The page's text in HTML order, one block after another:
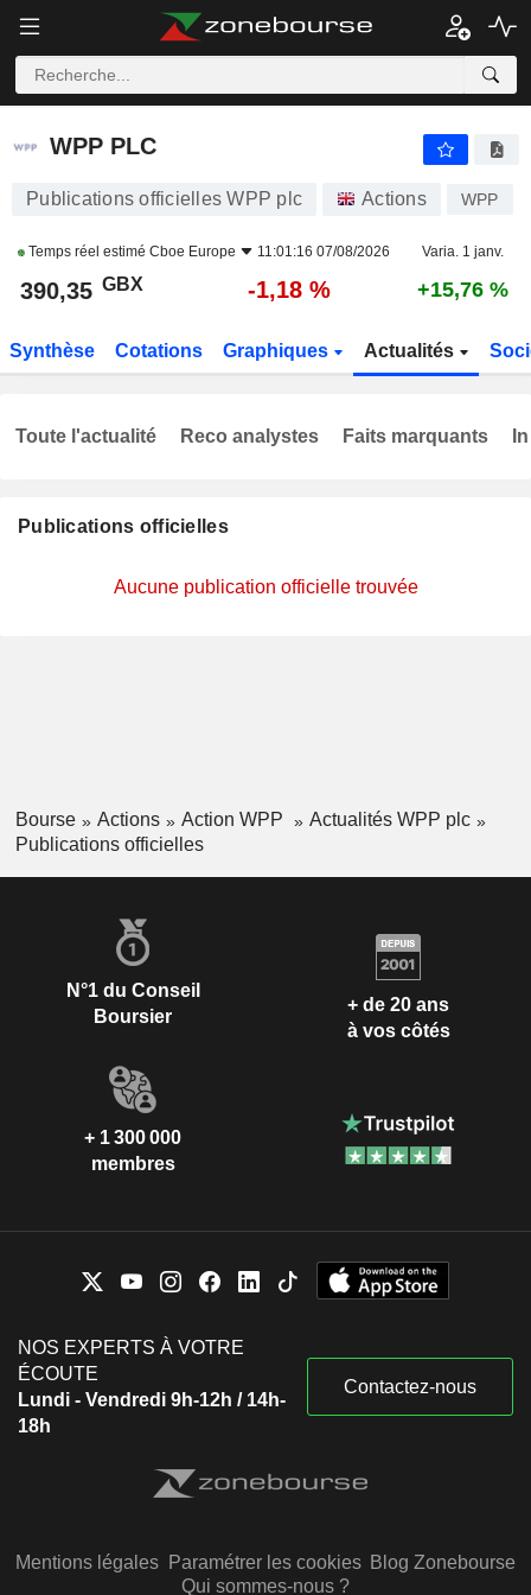
WPP PLC
WPP PLC
Publications officielles WPP plc Actions WPP
Temps réel estimé Cboe Europe 11:01:16 07/08/2026 Varia. 1 janv.
390,35 GBX -1,18 % +15,76 %
Synthèse Cotations Graphiques Actualités
Publications officielles
Aucune publication officielle trouvée
Toute l'actualité Reco analystes Faits marquants
Bourse Actions Action WPP
Actualités WPP plc
Publications officielles
N°1 du Conseil
Boursier
+ de 20 ans
à vos côtés
+ 1 300 000
membres
NOS EXPERTS À VOTRE
ÉCOUTE
Lundi - Vendredi 9h-12h / 14h-
18h
Contactez-nous
Mentions légales Paramétrer les cookies Blog Zonebourse
Qui sommes-nous ?